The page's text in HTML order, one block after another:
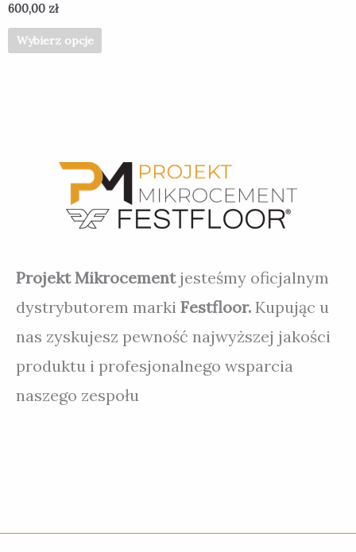
600,00 zł
Wybierz opcje
Projekt Mikrocement jesteśmy oficjalnym
dystrybutorem marki Festfloor. Kupując u
nas zyskujesz pewność najwyższej jakości
produktu i profesjonalnego wsparcia
naszego zespołu